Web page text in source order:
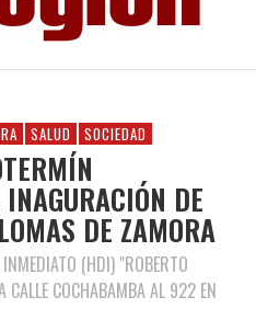
SALUD SOCIEDAD
DE
DE ZAMORA
(HDI) "ROBERTO
CALLE COCHABAMBA AL 922 EN